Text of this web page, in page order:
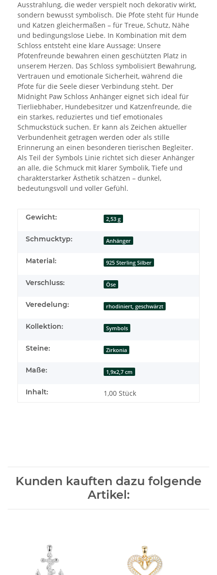
Ausstrahlung, die weder verspielt noch dekorativ wirkt,
sondern bewusst symbolisch. Die Pfote steht für Hunde
und Katzen gleichermaßen – für Treue, Schutz, Nähe
und bedingungslose Liebe. In Kombination mit dem
Schloss entsteht eine klare Aussage: Unsere
Pfotenfreunde bewahren einen geschützten Platz in
unserem Herzen. Das Schloss symbolisiert Bewahrung,
Vertrauen und emotionale Sicherheit, während die
Pfote für die Seele dieser Verbindung steht. Der
Midnight Paw Schloss Anhänger eignet sich ideal für
Tierliebhaber, Hundebesitzer und Katzenfreunde, die
ein starkes, reduziertes und tief emotionales
Schmuckstück suchen. Er kann als Zeichen aktueller
Verbundenheit getragen werden oder als stille
Erinnerung an einen besonderen tierischen Begleiter.
Als Teil der Symbols Linie richtet sich dieser Anhänger
an alle, die Schmuck mit klarer Symbolik, Tiefe und
charakterstarker Ästhetik schätzen – dunkel,
bedeutungsvoll und voller Gefühl.
Gewicht: 2,53 g
Schmucktyp: Anhänger
Material: 925 Sterling Silber
Verschluss: Öse
Veredelung: rhodiniert, geschwärzt
Kollektion: Symbols
Steine: Zirkonia
Maße: 1,9x2,7 cm
Inhalt: 1,00 Stück
Kunden kauften dazu folgende
Artikel: